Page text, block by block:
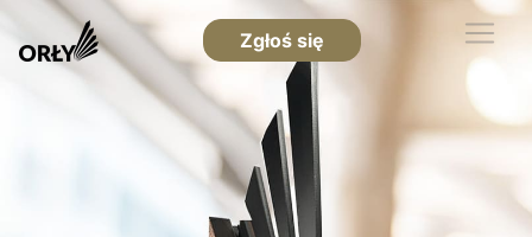
Zgłoś się